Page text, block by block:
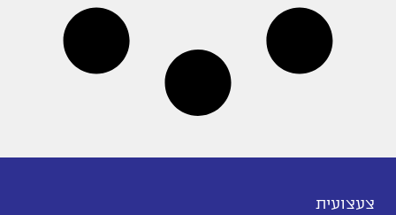
צעצועית